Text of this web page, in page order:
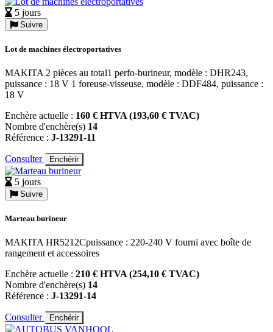
5 jours
Suivre
Lot de machines électroportatives
MAKITA 2 pièces au total1 perfo-burineur, modèle : DHR243,
puissance : 18 V 1 foreuse-visseuse, modèle : DDF484, puissance :
18 V
Enchère actuelle : 160 € HTVA (193,60 € TVAC)
Nombre d'enchère(s) 14
Référence : J-13291-11
Consulter Enchérir
5 jours
Suivre
Marteau burineur
MAKITA HR5212Cpuissance : 220-240 V fourni avec boîte de
rangement et accessoires
Enchère actuelle : 210 € HTVA (254,10 € TVAC)
Nombre d'enchère(s) 14
Référence : J-13291-14
Consulter Enchérir